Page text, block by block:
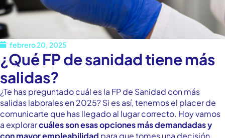
febrero 20, 2025
¿Qué FP de sanidad tiene más
salidas?
¿Te has preguntado cuál es la FP de Sanidad con más
salidas laborales en 2025? Si es así, tenemos el placer de
comunicarte que has llegado al lugar correcto. Hoy vamos
a explorarcuáles son esas opciones más demandadas y
con mayor empleabilidad para que tomes una decisión